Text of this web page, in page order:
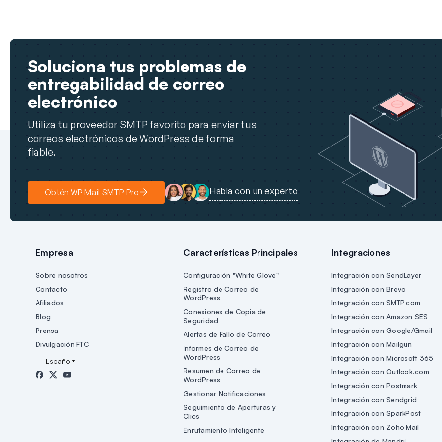
Soluciona tus problemas de
entregabilidad de correo
electrónico
Utiliza tu proveedor SMTP favorito para enviar tus
correos electrónicos de WordPress de forma
fiable.
Obtén WP Mail SMTP Pro Habla con un experto
Empresa
Sobre nosotros
Contacto
Afiliados
Blog
Prensa
Divulgación FTC
Características Principales
Configuración "White Glove"
Registro de Correo de
WordPress
Conexiones de Copia de
Seguridad
Alertas de Fallo de Correo
Informes de Correo de
WordPress
Resumen de Correo de
WordPress
Gestionar Notificaciones
Seguimiento de Aperturas y
Clics
Enrutamiento Inteligente
Integraciones
Integración con SendLayer
Integración con Brevo
Integración con SMTP.com
Integración con Amazon SES
Integración con Google/Gmail
Integración con Mailgun
Integración con Microsoft 365
Integración con Outlook.com
Integración con Postmark
Integración con Sendgrid
Integración con SparkPost
Integración con Zoho Mail